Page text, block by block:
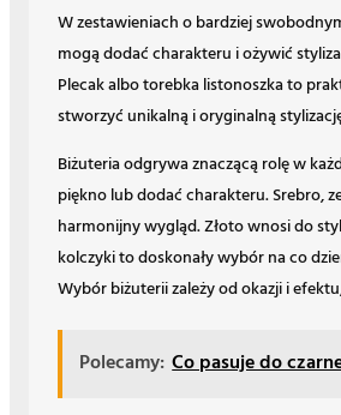
W zestawieniach o bardziej
mogą dodać charakteru i ożywić
Plecak albo torebka listonoszka to
stworzyć unikalną i oryginalną
Biżuteria odgrywa znaczącą rolę w
piękno lub dodać charakteru. Srebro,
harmonijny wygląd. Złoto wnosi do
kolczyki to doskonały wybór na co
Wybór biżuterii zależy od okazji i
Polecamy: Co pasuje do